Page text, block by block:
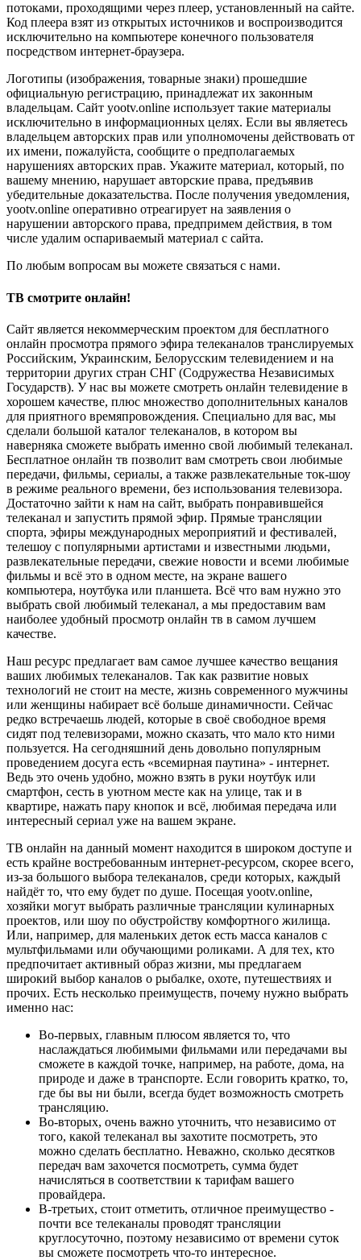
потоками, проходящими через плеер, установленный на сайте.
Код плеера взят из открытых источников и воспроизводится
исключительно на компьютере конечного пользователя
посредством интернет-браузера.
Логотипы (изображения, товарные знаки) прошедшие
официальную регистрацию, принадлежат их законным
владельцам. Сайт yootv.online использует такие материалы
исключительно в информационных целях. Если вы являетесь
владельцем авторских прав или уполномочены действовать от
их имени, пожалуйста, сообщите о предполагаемых
нарушениях авторских прав. Укажите материал, который, по
вашему мнению, нарушает авторские права, предъявив
убедительные доказательства. После получения уведомления,
yootv.online оперативно отреагирует на заявления о
нарушении авторского права, предпримем действия, в том
числе удалим оспариваемый материал с сайта.
По любым вопросам вы можете связаться с нами.
ТВ смотрите онлайн!
Сайт является некоммерческим проектом для бесплатного
онлайн просмотра прямого эфира телеканалов транслируемых
Российским, Украинским, Белорусским телевидением и на
территории других стран СНГ (Содружества Независимых
Государств). У нас вы можете смотреть онлайн телевидение в
хорошем качестве, плюс множество дополнительных каналов
для приятного времяпровождения. Специально для вас, мы
сделали большой каталог телеканалов, в котором вы
наверняка сможете выбрать именно свой любимый телеканал.
Бесплатное онлайн тв позволит вам смотреть свои любимые
передачи, фильмы, сериалы, а также развлекательные ток-шоу
в режиме реального времени, без использования телевизора.
Достаточно зайти к нам на сайт, выбрать понравившейся
телеканал и запустить прямой эфир. Прямые трансляции
спорта, эфиры международных мероприятий и фестивалей,
телешоу с популярными артистами и известными людьми,
развлекательные передачи, свежие новости и всеми любимые
фильмы и всё это в одном месте, на экране вашего
компьютера, ноутбука или планшета. Всё что вам нужно это
выбрать свой любимый телеканал, а мы предоставим вам
наиболее удобный просмотр онлайн тв в самом лучшем
качестве.
Наш ресурс предлагает вам самое лучшее качество вещания
ваших любимых телеканалов. Так как развитие новых
технологий не стоит на месте, жизнь современного мужчины
или женщины набирает всё больше динамичности. Сейчас
редко встречаешь людей, которые в своё свободное время
сидят под телевизорами, можно сказать, что мало кто ними
пользуется. На сегодняшний день довольно популярным
проведением досуга есть «всемирная паутина» - интернет.
Ведь это очень удобно, можно взять в руки ноутбук или
смартфон, сесть в уютном месте как на улице, так и в
квартире, нажать пару кнопок и всё, любимая передача или
интересный сериал уже на вашем экране.
ТВ онлайн на данный момент находится в широком доступе и
есть крайне востребованным интернет-ресурсом, скорее всего,
из-за большого выбора телеканалов, среди которых, каждый
найдёт то, что ему будет по душе. Посещая yootv.online,
хозяйки могут выбрать различные трансляции кулинарных
проектов, или шоу по обустройству комфортного жилища.
Или, например, для маленьких деток есть масса каналов с
мультфильмами или обучающими роликами. А для тех, кто
предпочитает активный образ жизни, мы предлагаем
широкий выбор каналов о рыбалке, охоте, путешествиях и
прочих. Есть несколько преимуществ, почему нужно выбрать
именно нас:
Во-первых, главным плюсом является то, что
наслаждаться любимыми фильмами или передачами вы
сможете в каждой точке, например, на работе, дома, на
природе и даже в транспорте. Если говорить кратко, то,
где бы вы ни были, всегда будет возможность смотреть
трансляцию.
Во-вторых, очень важно уточнить, что независимо от
того, какой телеканал вы захотите посмотреть, это
можно сделать бесплатно. Неважно, сколько десятков
передач вам захочется посмотреть, сумма будет
начисляться в соответствии к тарифам вашего
провайдера.
В-третьих, стоит отметить, отличное преимущество -
почти все телеканалы проводят трансляции
круглосуточно, поэтому независимо от времени суток
вы сможете посмотреть что-то интересное.